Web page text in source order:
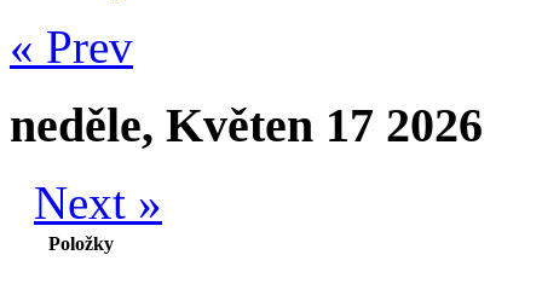
« Prev
neděle, Květen 17 2026
Next »
Položky